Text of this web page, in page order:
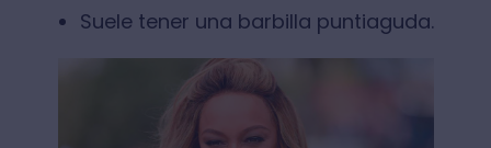
Suele tener una barbilla puntiaguda.